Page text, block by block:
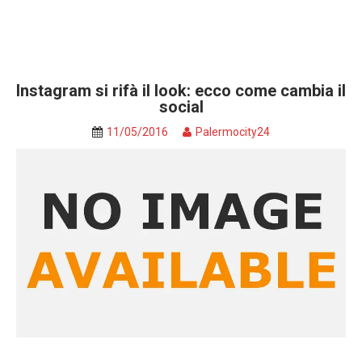
Instagram si rifà il look: ecco come cambia il
social
11/05/2016 Palermocity24